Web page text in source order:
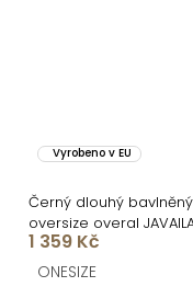
Vyrobeno v EU
Černý dlouhý bavlněný
oversize overal
1 359 Kč
ONESIZE